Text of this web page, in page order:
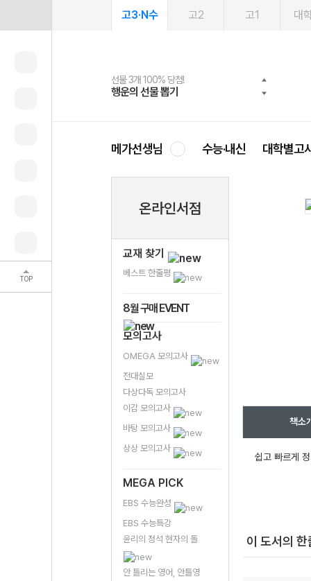
TOP
고3·N수 고2 고1 대
선물 3개 100% 당첨!
행운의 선물 뽑기
선물 100% 증정!
메가스터디 X 올리브
여름방학 스터디 캐시백
메가런 썸머스쿨
2027 러셀 단과
강사 공개선발
스마트러닝앱
설문 EVENT
메가패스
3일 무료 체험권
메가패스 수강생 무료혜택!
메가클럽 멤버십
사회공헌 캠페인
희망이룸 메가나눔
메가선생님 수능·내신 대학별고
온라인서점
교재 찾기
베스트 한줄평
8월 구매 EVENT
모의고사
OMEGA 모의고사
전대실모
다상다독 모의고사
이감 모의고사
바탕 모의고사
상상 모의고사
MEGA PICK
EBS 수능완성
EBS 수능특강
윤리의 정석 현자의 돌
안 틀리는 영어, 안틀영
책소
쉽고 빠르게
이 도서의 한